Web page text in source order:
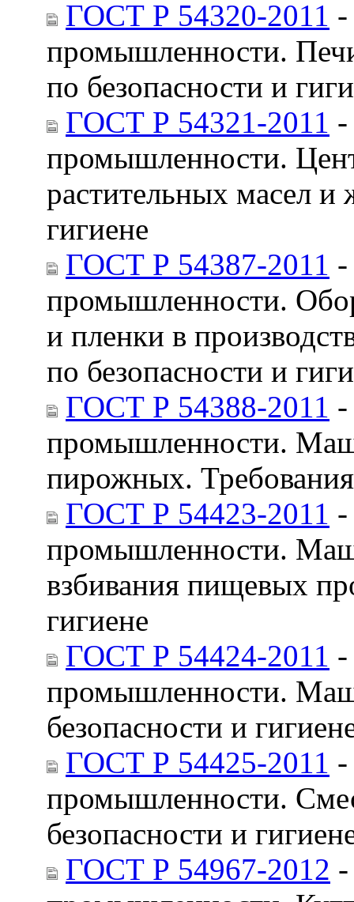
ГОСТ Р 54320-2011
промышленности.
по безопасности и
ГОСТ Р 54321-2011
промышленности.
растительных масел и
гигиене
ГОСТ Р 54387-2011
промышленности.
и пленки в
по безопасности и
ГОСТ Р 54388-2011
промышленности.
пирожных.
ГОСТ Р 54423-2011
промышленности.
взбивания пищевых
гигиене
ГОСТ Р 54424-2011
промышленности.
безопасности и
ГОСТ Р 54425-2011
промышленности.
безопасности и
ГОСТ Р 54967-2012